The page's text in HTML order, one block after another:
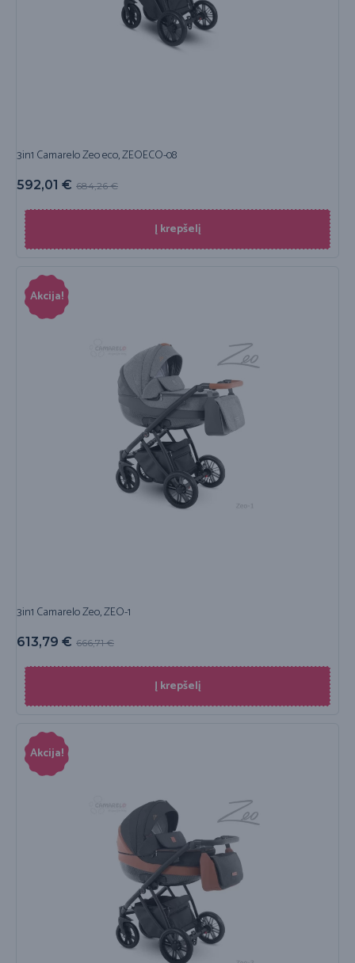
3in1 Camarelo Zeo eco, ZEOECO-08
684,26€
592,01 €
Į krepšelį
Akcija!
3in1 Camarelo Zeo, ZEO-1
666,71€
613,79 €
Į krepšelį
Akcija!